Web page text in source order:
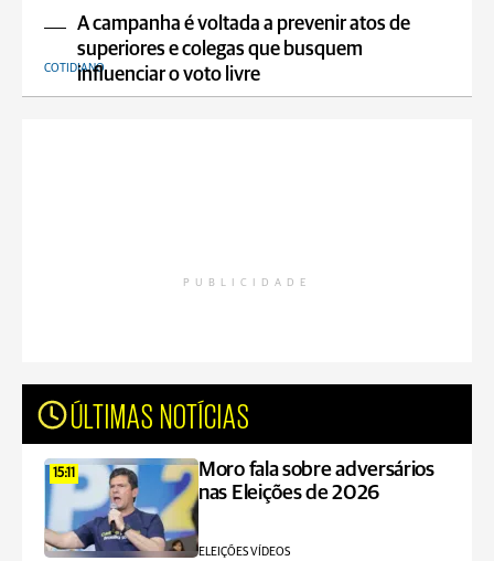
A campanha é voltada a prevenir atos de
superiores e colegas que busquem
influenciar o voto livre
COTIDIANO
PUBLICIDADE
ÚLTIMAS NOTÍCIAS
15:11
Moro fala sobre adversários
nas Eleições de 2026
ELEIÇÕES VÍDEOS